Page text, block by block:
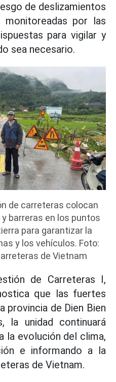
de deslizamientos
por las
para vigilar y
sea necesario.
de carreteras colocan
barreras en los puntos
para garantizar la
y los vehículos. Foto:
de Vietnam
de Carreteras I,
que las fuertes
provincia de Dien Bien
la unidad continuará
la evolución del clima,
e informando a la
de Vietnam.